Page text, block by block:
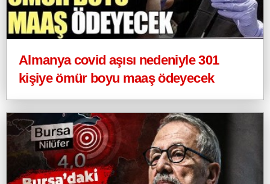
Almanya covid aşısı nedeniyle 301
kişiye ömür boyu maaş ödeyecek